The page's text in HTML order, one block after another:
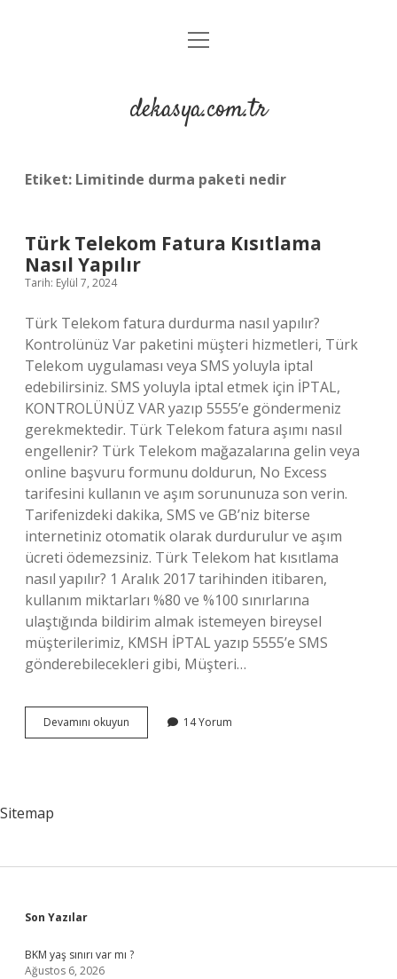
Anasayfa
Yasal Uyarı
menüyü
dekasya.com.tr
Etiket: Limitinde durma paketi nedir
Türk Telekom Fatura Kısıtlama
Nasıl Yapılır
Tarih: Eylül 7, 2024
Türk Telekom fatura durdurma nasıl yapılır?
Kontrolünüz Var paketini müşteri hizmetleri, Türk
Telekom uygulaması veya SMS yoluyla iptal
edebilirsiniz. SMS yoluyla iptal etmek için İPTAL,
KONTROLÜNÜZ VAR yazıp 5555’e göndermeniz
gerekmektedir. Türk Telekom fatura aşımı nasıl
engellenir? Türk Telekom mağazalarına gelin veya
online başvuru formunu doldurun, No Excess
tarifesini kullanın ve aşım sorununuza son verin.
Tarifenizdeki dakika, SMS ve GB’niz biterse
internetiniz otomatik olarak durdurulur ve aşım
ücreti ödemezsiniz. Türk Telekom hat kısıtlama
nasıl yapılır? 1 Aralık 2017 tarihinden itibaren,
kullanım miktarları %80 ve %100 sınırlarına
ulaştığında bildirim almak istemeyen bireysel
müşterilerimiz, KMSH İPTAL yazıp 5555’e SMS
gönderebilecekleri gibi, Müşteri…
Devamını okuyun
Telekom
14 Yorum
Sitemap
Sidebar
Son Yazılar
BKM yaş sınırı var mı ?
Ağustos 6, 2026